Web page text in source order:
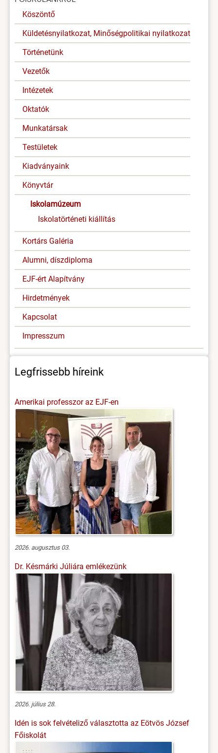
Köszöntő
Küldetésnyilatkozat, Minőségpolitikai nyilatkozat
Történetünk
Vezetők
Intézetek
Oktatók
Munkatársak
Testületek
Kiadványaink
Könyvtár
Iskolamúzeum
Iskolatörténeti kiállítás
Kortárs Galéria
Alumni, díszdiploma
EJF-ért Alapítvány
Hirdetmények
Kapcsolat
Impresszum
Legfrissebb híreink
Amerikai professzor az EJF-en
2026. augusztus 03.
Dr. Késmárki Júliára emlékezünk
2026. július 28.
Idén is sok felvételiző választotta az Eötvös József
Főiskolát